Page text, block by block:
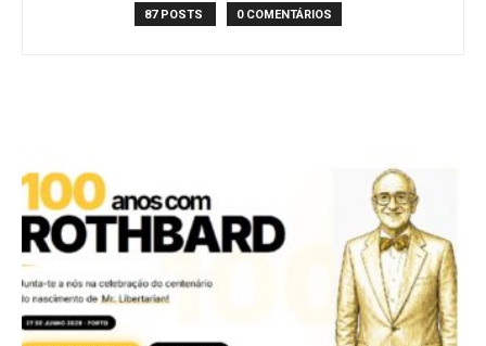
87 POSTS 0 COMENTÁRIOS